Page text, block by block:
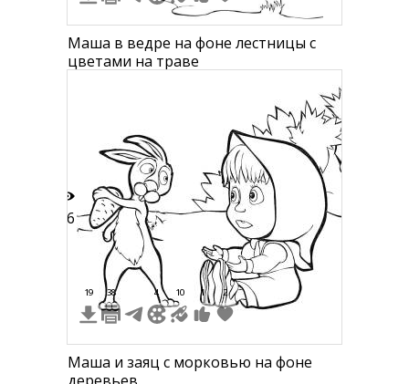
Маша в ведре на фоне лестницы с
цветами на траве
76
19 38 4 10 1 2
Маша и заяц с морковью на фоне